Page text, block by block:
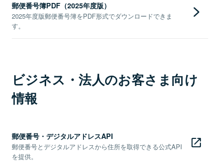
郵便番号簿PDF（2025年度版）
2025年度版郵便番号簿をPDF形式でダウンロードできま
す。
ビジネス・法人のお客さま向け
情報
郵便番号・デジタルアドレスAPI
郵便番号とデジタルアドレスから住所を取得できる公式API
を提供。